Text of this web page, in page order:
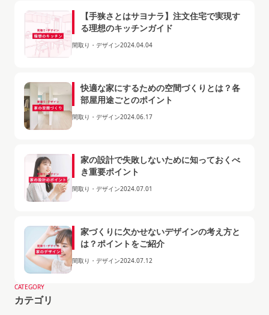
【手狭さとはサヨナラ】注文住宅で実現す
る理想のキッチンガイド
間取り・デザイン2024.04.04
快適な家にするための空間づくりとは？各
部屋用途ごとのポイント
間取り・デザイン2024.06.17
家の設計で失敗しないために知っておくべ
き重要ポイント
間取り・デザイン2024.07.01
家づくりに欠かせないデザインの考え方と
は？ポイントをご紹介
間取り・デザイン2024.07.12
CATEGORY
カテゴリ